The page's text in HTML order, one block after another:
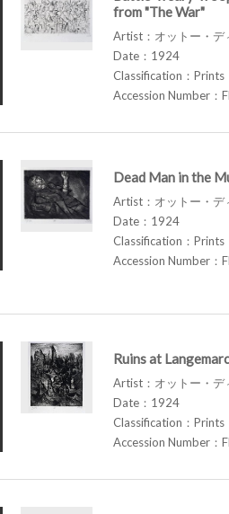
from "The War"
Artist：オットー・
Date：1924
Classification：Prints
Accession Number：
Dead Man in the
Artist：オットー・
Date：1924
Classification：Prints
Accession Number
Ruins at
Artist：オットー・
Date：1924
Classification：Prints
Accession Number